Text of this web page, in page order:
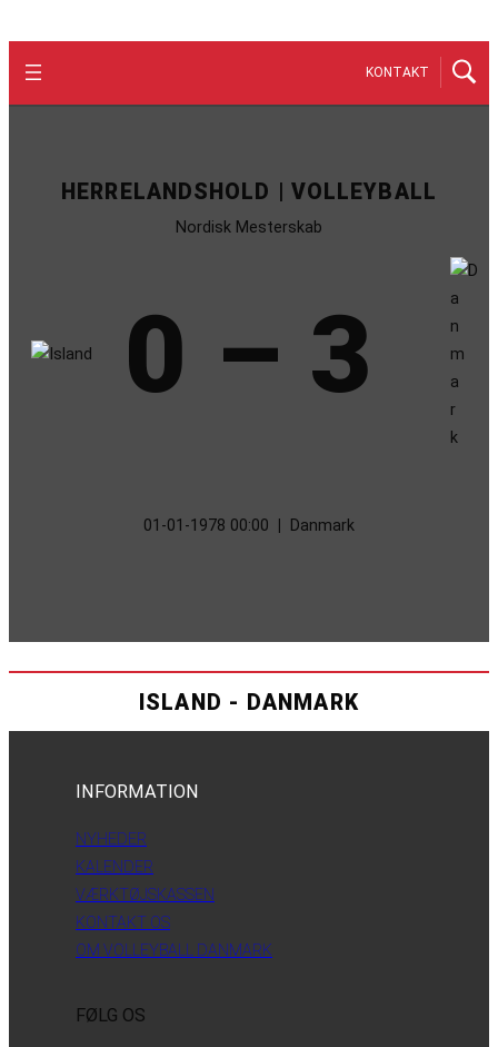
KONTAKT
HERRELANDSHOLD | VOLLEYBALL
Nordisk Mesterskab
0 – 3
01-01-1978 00:00 Danmark
ISLAND - DANMARK
INFORMATION
NYHEDER
KALENDER
VÆRKTØJSKASSEN
KONTAKT OS
OM VOLLEYBALL DANMARK
FØLG OS